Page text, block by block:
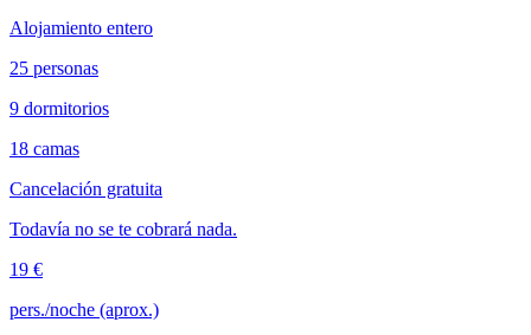
Alojamiento entero
25 personas
9 dormitorios
18 camas
Cancelación gratuita
Todavía no se te cobrará nada.
19 €
pers./noche (aprox.)